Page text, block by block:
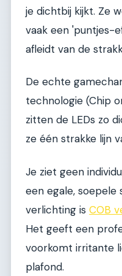
je dichtbij kijkt. Ze
vaak een 'puntjes-
afleidt van de
De echte
technologie (Chip
zitten de LEDs zo
ze één strakke lijn
Je ziet geen
een egale,
verlichting is COB
Het geeft een
voorkomt irritante
plafond.